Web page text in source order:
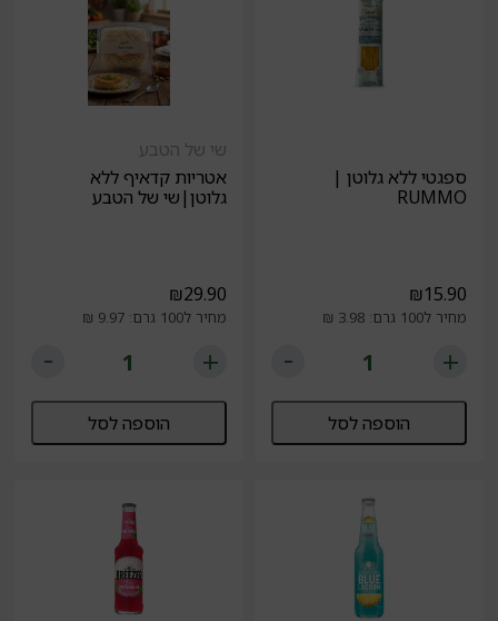
ספגטי ללא גלוטן |
RUMMO
₪15.90
מחיר ל100 גרם: 3.98 ₪
הוספה לסל
שי של הטבע
אטריות קדאיף ללא
גלוטן|שי של הטבע
₪29.90
מחיר ל100 גרם: 9.97 ₪
הוספה לסל